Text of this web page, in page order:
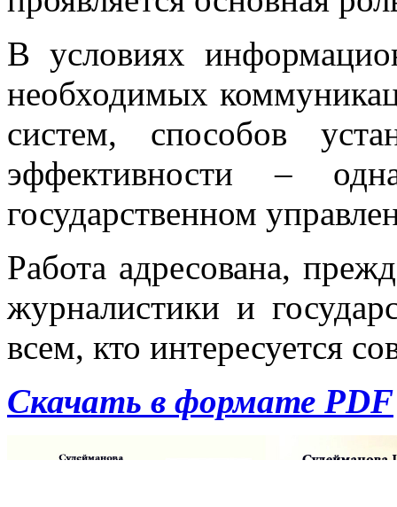
В условиях
необходимых
систем, способов
эффективности –
государственном
Работа адресована,
журналистики и
всем, кто интересуется
Скачать в формате PDF